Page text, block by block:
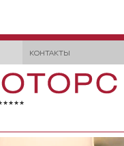
КОНТАКТЫ
★★★★★